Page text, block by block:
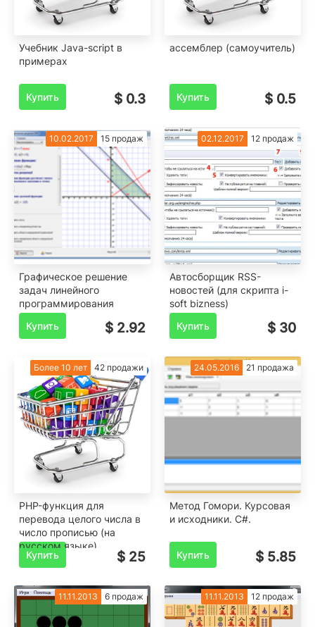
Учебник Java-script в
примерах
Купить $ 0.3
ассемблер (самоучитель)
Купить $ 0.5
10.02.2017 15 продаж
Графическое решение
задач линейного
программирования
Купить
$ 2.92
02.12.2017 12 продаж
Aвтосборщик RSS-
новостей (для скрипта i-
soft bizness)
Купить
$ 30
Более 10 лет 42 продажи
PHP-функция для
перевода целого числа в
число прописью (на
русском языке)
Купить $ 25
24.05.2016 21 продажа
Метод Гомори. Курсовая
и исходники. C#.
Купить $ 5.85
11.11.2013 6 продаж 11.11.2013 12 продаж